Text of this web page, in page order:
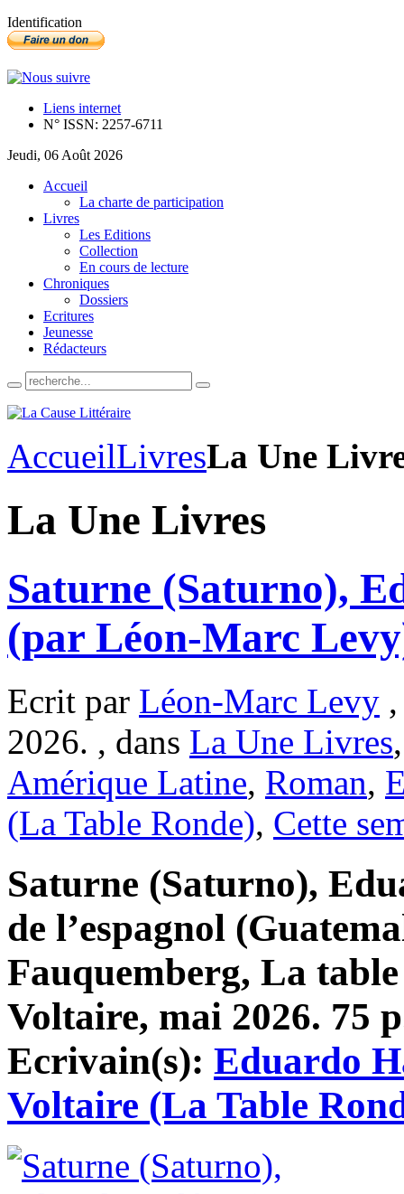
Identification
Liens internet
N° ISSN: 2257-6711
Jeudi, 06 Août 2026
Accueil
La charte de participation
Livres
Les Editions
Collection
En cours de lecture
Chroniques
Dossiers
Ecritures
Jeunesse
Rédacteurs
AccueilLivresLa Une
La Une Livres
Saturne (Saturno),
(par Léon-Marc
Ecrit par Léon-Marc Levy
2026. , dans La Une Livres
Amérique Latine, Roman,
(La Table Ronde), Cette
Saturne (Saturno),
de l’espagnol
Fauquemberg, La
Voltaire, mai 2026. 75
Ecrivain(s): Eduardo
Voltaire (La Table